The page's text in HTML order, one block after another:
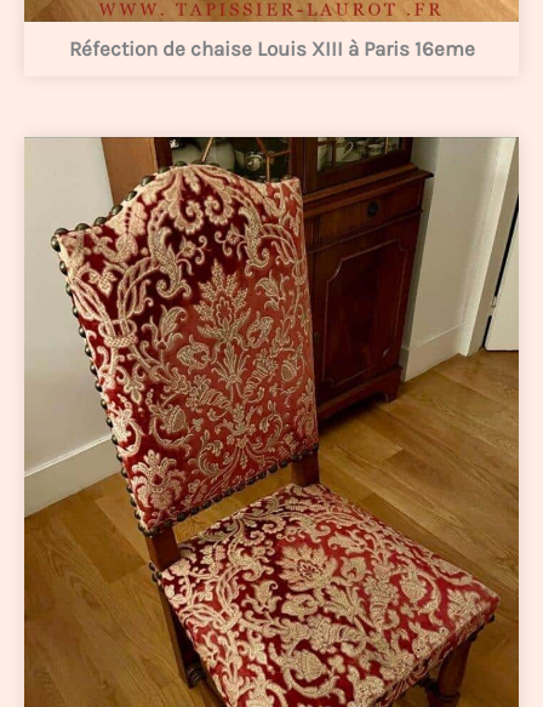
Réfection de chaise Louis XIII à Paris 16eme